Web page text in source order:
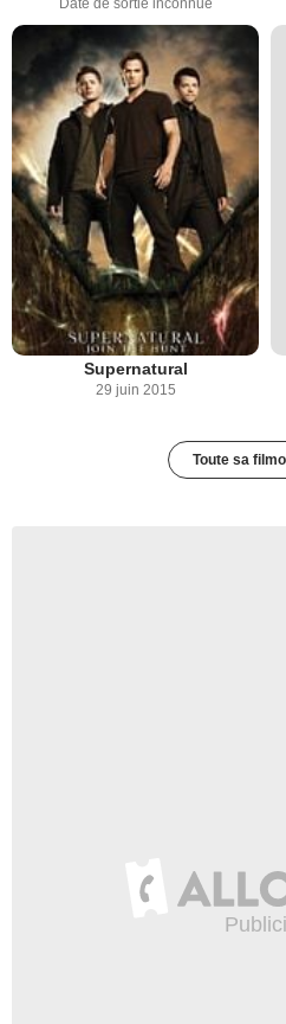
Date de sortie inconnue
Supernatural
29 juin 2015
Toute sa